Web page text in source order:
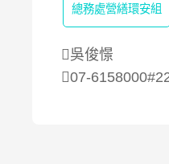
總務處營繕環安組
吳俊憬
07-